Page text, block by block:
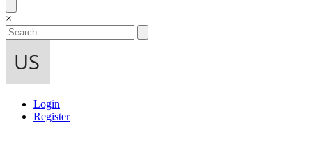
×
Login
Register